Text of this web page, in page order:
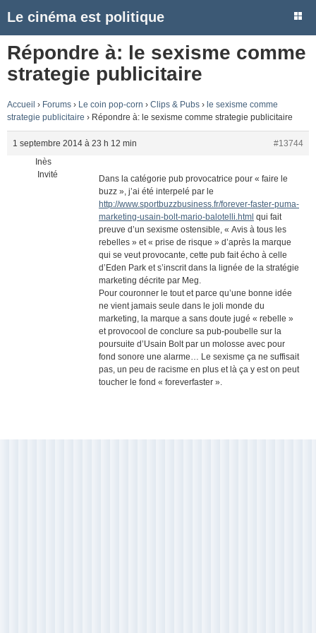
Le cinéma est politique
Répondre à: le sexisme comme
strategie publicitaire
Accueil › Forums › Le coin pop-corn › Clips & Pubs › le sexisme comme
strategie publicitaire › Répondre à: le sexisme comme strategie publicitaire
1 septembre 2014 à 23 h 12 min
#13744
Inès
Invité
Dans la catégorie pub provocatrice pour « faire le
buzz », j’ai été interpelé par le
http://www.sportbuzzbusiness.fr/forever-faster-puma-
marketing-usain-bolt-mario-balotelli.html qui fait
preuve d’un sexisme ostensible, « Avis à tous les
rebelles » et « prise de risque » d’après la marque
qui se veut provocante, cette pub fait écho à celle
d’Eden Park et s’inscrit dans la lignée de la stratégie
marketing décrite par Meg.
Pour couronner le tout et parce qu’une bonne idée
ne vient jamais seule dans le joli monde du
marketing, la marque a sans doute jugé « rebelle »
et provocool de conclure sa pub-poubelle sur la
poursuite d’Usain Bolt par un molosse avec pour
fond sonore une alarme… Le sexisme ça ne suffisait
pas, un peu de racisme en plus et là ça y est on peut
toucher le fond « foreverfaster ».